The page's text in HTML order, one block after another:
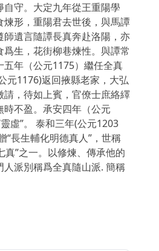
守。大定九年從王重陽學
煉形，重陽君去世後，與馬譚
師遺言隨譚長真奔赴洛陽，亦
生，花街柳巷煉性。與譚常
五年（公元1175）繼任全真
元1176)返回掖縣老家，大弘
請，待如上賓，官僚士庶絡繹
不盈。承安四年（公元
虛”。 泰和三年(公元1203
“長生輔化明德真人”，世稱
真”之一。以修煉、傳承他的
派別稱爲全真隨山派. 簡稱